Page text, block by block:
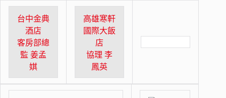
台中金典
酒店
客房部總
監 姜孟
娸
高雄寒軒
國際大飯
店
協理 李
鳳英